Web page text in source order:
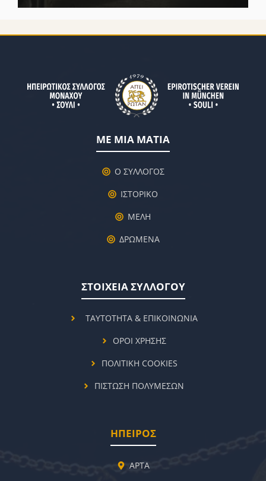
ΜΕ ΜΙΑ ΜΑΤΙΑ
Ο ΣΥΛΛΟΓΟΣ
ΙΣΤΟΡΙΚΟ
ΜΕΛΗ
ΔΡΩΜΕΝΑ
ΗΠΕΙΡΟΣ
ΑΡΤΑ
ΣΤΟΙΧΕΙΑ ΣΥΛΛΟΓΟΥ
ΤΑΥΤΟΤΗΤΑ & ΕΠΙΚΟΙΝΩΝΙΑ
ΟΡΟΙ ΧΡΗΣΗΣ
ΠΟΛΙΤΙΚΗ COOKIES
ΠΙΣΤΩΣΗ ΠΟΛΥΜΕΣΩΝ